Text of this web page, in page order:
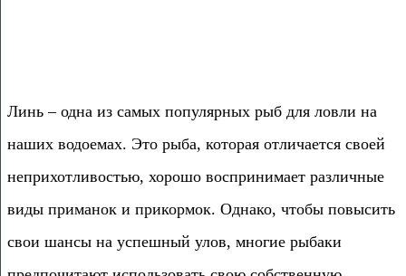
Линь – одна из самых популярных рыб для ловли на
наших водоемах. Это рыба, которая отличается своей
неприхотливостью, хорошо воспринимает различные
виды приманок и прикормок. Однако, чтобы повысить
свои шансы на успешный улов, многие рыбаки